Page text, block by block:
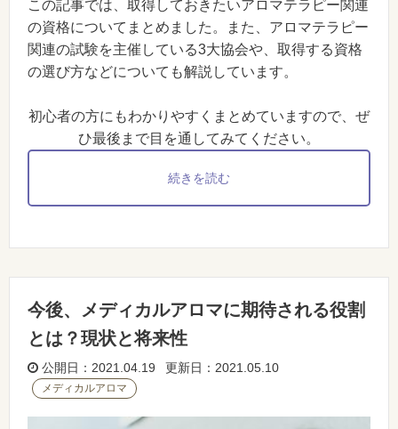
この記事では、取得しておきたいアロマテラピー関連
の資格についてまとめました。また、アロマテラピー
関連の試験を主催している3大協会や、取得する資格
の選び方などについても解説しています。
初心者の方にもわかりやすくまとめていますので、ぜ
ひ最後まで目を通してみてください。
続きを読む
今後、メディカルアロマに期待される役割
とは？現状と将来性
公開日：2021.04.19 更新日：2021.05.10
メディカルアロマ